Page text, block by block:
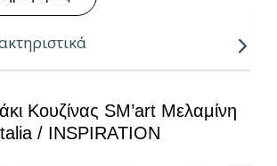
Κουζίνας SM’art Μελαμίνη
/ INSPIRATION